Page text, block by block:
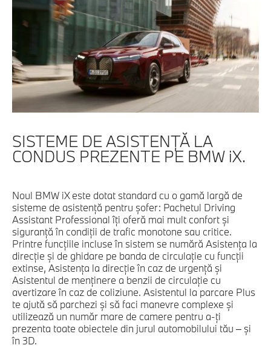
SISTEME DE ASISTENŢĂ LA
CONDUS PREZENTE PE BMW iX.
Noul BMW iX este dotat standard cu o gamă largă de
sisteme de asistenţă pentru şofer: Pachetul Driving
Assistant Professional îţi oferă mai mult confort şi
siguranţă în condiţii de trafic monotone sau critice.
Printre funcţiile incluse în sistem se numără Asistenţa la
direcţie şi de ghidare pe banda de circulaţie cu funcţii
extinse, Asistenţa la direcţie în caz de urgenţă şi
Asistentul de menţinere a benzii de circulaţie cu
avertizare în caz de coliziune. Asistentul la parcare Plus
te ajută să parchezi şi să faci manevre complexe şi
utilizează un număr mare de camere pentru a-ţi
prezenta toate obiectele din jurul automobilului tău – şi
în 3D.